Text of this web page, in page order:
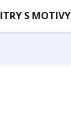
S MOTIVY